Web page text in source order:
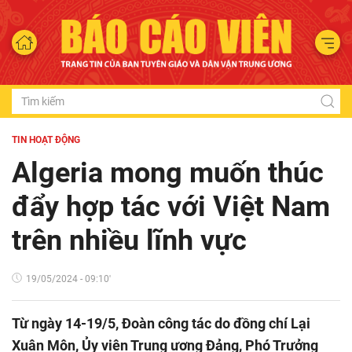
TIN HOẠT ĐỘNG
Algeria mong muốn thúc
đẩy hợp tác với Việt Nam
trên nhiều lĩnh vực
19/05/2024 - 09:10'
Từ ngày 14-19/5, Đoàn công tác do đồng chí Lại
Xuân Môn, Ủy viên Trung ương Đảng, Phó Trưởng